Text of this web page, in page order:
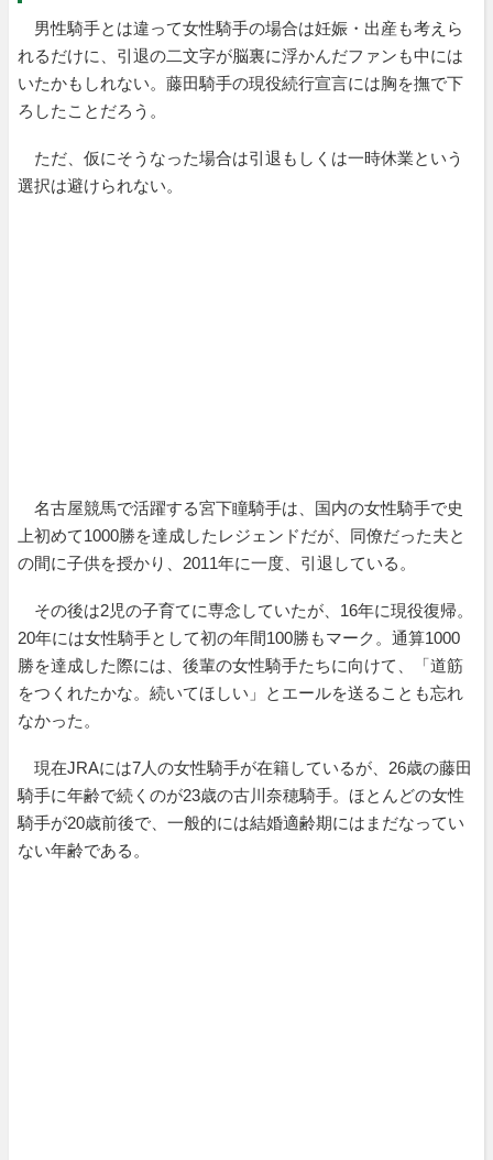
男性騎手とは違って女性騎手の場合は妊娠・出産も考えら
れるだけに、引退の二文字が脳裏に浮かんだファンも中には
いたかもしれない。藤田騎手の現役続行宣言には胸を撫で下
ろしたことだろう。
ただ、仮にそうなった場合は引退もしくは一時休業という
選択は避けられない。
名古屋競馬で活躍する宮下瞳騎手は、国内の女性騎手で史
上初めて1000勝を達成したレジェンドだが、同僚だった夫と
の間に子供を授かり、2011年に一度、引退している。
その後は2児の子育てに専念していたが、16年に現役復帰。
20年には女性騎手として初の年間100勝もマーク。通算1000
勝を達成した際には、後輩の女性騎手たちに向けて、「道筋
をつくれたかな。続いてほしい」とエールを送ることも忘れ
なかった。
現在JRAには7人の女性騎手が在籍しているが、26歳の藤田
騎手に年齢で続くのが23歳の古川奈穂騎手。ほとんどの女性
騎手が20歳前後で、一般的には結婚適齢期にはまだなってい
ない年齢である。